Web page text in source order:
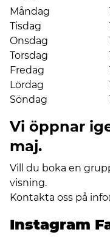
Måndag
Tisdag
Onsdag
Torsdag
Fredag
Lördag
Söndag
Vi öppnar
maj.
Vill du boka en
visning.
Kontakta oss på
Instagram